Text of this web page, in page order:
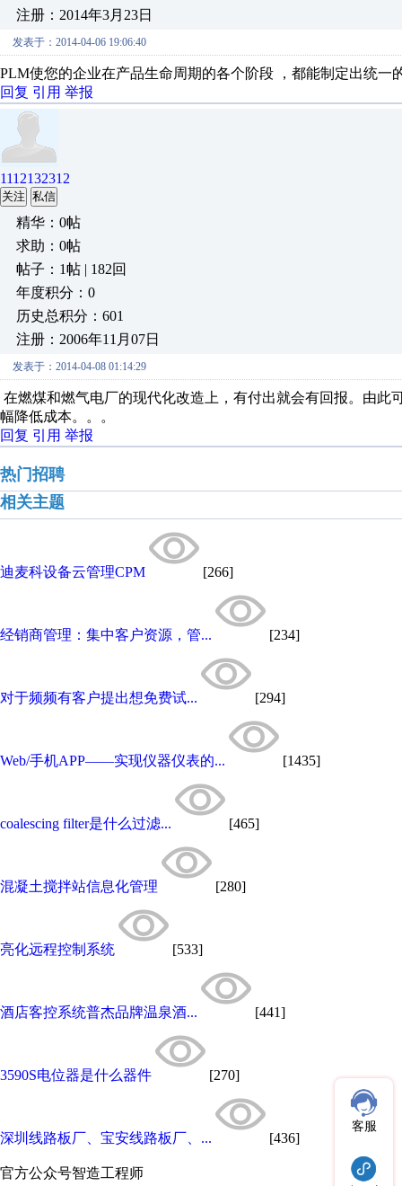
注册：2014年3月23日
发表于：2014-04-06 19:06:40
PLM使您的企业在产品生命周期的各个阶段 ，都能制定出统一
回复 引用 举报
1112132312
关注 私信
精华：0帖
求助：0帖
帖子：1帖 | 182回
年度积分：0
历史总积分：601
注册：2006年11月07日
发表于：2014-04-08 01:14:29
在燃煤和燃气电厂的现代化改造上，有付出就会有回报。由
幅降低成本。。。
回复 引用 举报
热门招聘
相关主题
迪麦科设备云管理CPM [266]
经销商管理：集中客户资源，管... [234]
对于频频有客户提出想免费试... [294]
Web/手机APP——实现仪器仪表的... [1435]
coalescing filter是什么过滤... [465]
混凝土搅拌站信息化管理 [280]
亮化远程控制系统 [533]
酒店客控系统普杰品牌温泉酒... [441]
3590S电位器是什么器件 [270]
深圳线路板厂、宝安线路板厂、... [436]
官方公众号智造工程师
客服